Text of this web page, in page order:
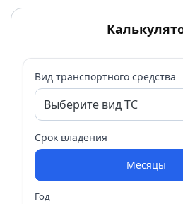
Вид транспортного средства
Срок владения
Месяцы
Год